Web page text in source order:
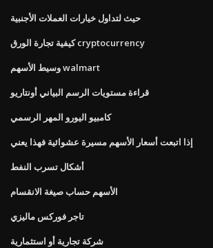
حيث لتداول خيارات العملات الأجنبية
كيفية تجارة الورق cryptocurrency
وسيط الأسهم walmart
قراءة مستويات الرسم البياني أونتاريو
كامبيو اليورو المهر الرسمي
إذا اتبعت أسعار الأسهم مسيرة عشوائية فهذا يعني
أشكال تسرب النفط
الأسهم حساب صيغة الانقسام
تاجر فوركس ماليزي
شركة تجارية أو استثمارية